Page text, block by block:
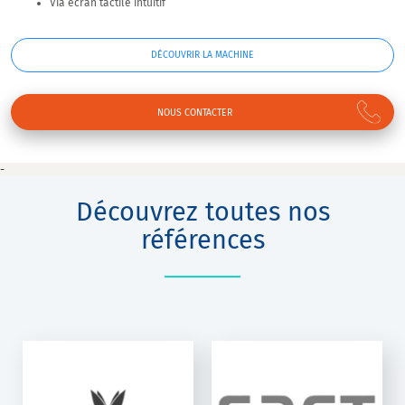
DÉCOUVRIR LA MACHINE
NOUS CONTACTER
-
Découvrez toutes nos
références